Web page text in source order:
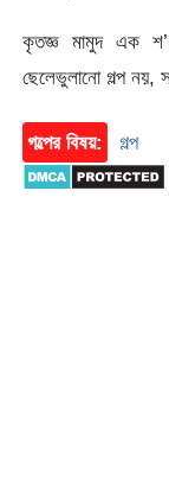
কৃতজ্ঞ মামুদ এক শ’
ছেলেভুলানো গল্প নয়,
গল্পের বিষয়: গল্প